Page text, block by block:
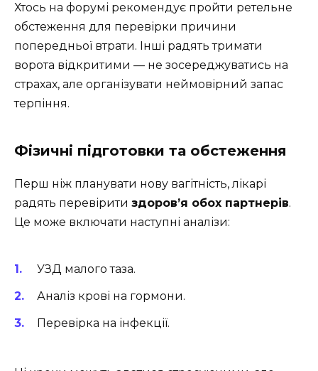
Хтось на форумі рекомендує пройти ретельне
обстеження для перевірки причини
попередньої втрати. Інші радять тримати
ворота відкритими — не зосереджуватись на
страхах, але організувати неймовірний запас
терпіння.
Фізичні підготовки та обстеження
Перш ніж планувати нову вагітність, лікарі
радять перевірити здоров’я обох партнерів.
Це може включати наступні аналізи:
УЗД малого таза.
Аналіз крові на гормони.
Перевірка на інфекції.